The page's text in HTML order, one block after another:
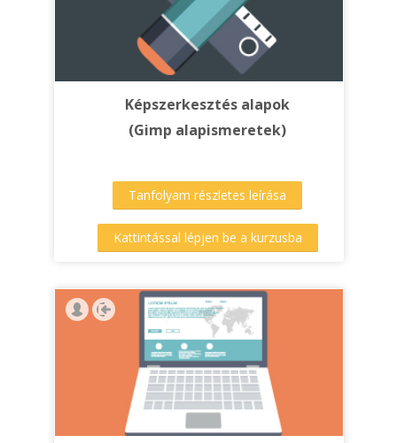
Képszerkesztés alapok
(Gimp alapismeretek)
Tanfolyam részletes leírása
Kattintással lépjen be a kurzusba